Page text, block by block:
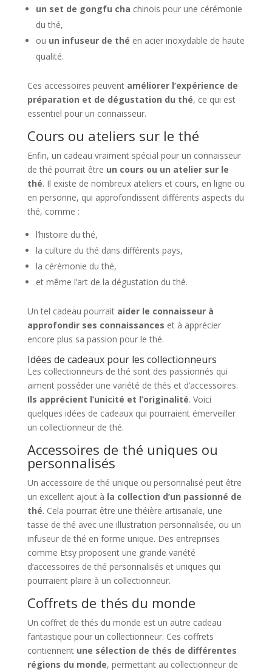
un set de gongfu cha chinois pour une cérémonie
du thé,
ou un infuseur de thé en acier inoxydable de haute
qualité.
Ces accessoires peuvent améliorer l’expérience de
préparation et de dégustation du thé, ce qui est
essentiel pour un connaisseur.
Cours ou ateliers sur le thé
Enfin, un cadeau vraiment spécial pour un connaisseur
de thé pourrait être un cours ou un atelier sur le
thé. Il existe de nombreux ateliers et cours, en ligne ou
en personne, qui approfondissent différents aspects du
thé, comme :
l’histoire du thé,
la culture du thé dans différents pays,
la cérémonie du thé,
et même l’art de la dégustation du thé.
Un tel cadeau pourrait aider le connaisseur à
approfondir ses connaissances et à apprécier
encore plus sa passion pour le thé.
Idées de cadeaux pour les collectionneurs
Les collectionneurs de thé sont des passionnés qui
aiment posséder une variété de thés et d’accessoires.
Ils apprécient l’unicité et l’originalité. Voici
quelques idées de cadeaux qui pourraient émerveiller
un collectionneur de thé.
Accessoires de thé uniques ou
personnalisés
Un accessoire de thé unique ou personnalisé peut être
un excellent ajout à la collection d’un passionné de
thé. Cela pourrait être une théière artisanale, une
tasse de thé avec une illustration personnalisée, ou un
infuseur de thé en forme unique. Des entreprises
comme Etsy proposent une grande variété
d’accessoires de thé personnalisés et uniques qui
pourraient plaire à un collectionneur.
Coffrets de thés du monde
Un coffret de thés du monde est un autre cadeau
fantastique pour un collectionneur. Ces coffrets
contiennent une sélection de thés de différentes
régions du monde, permettant au collectionneur de